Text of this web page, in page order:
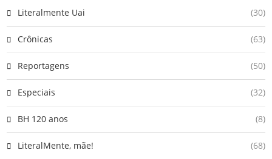
Literalmente Uai (30)
Crônicas (63)
Reportagens (50)
Especiais (32)
BH 120 anos (8)
LiteralMente, mãe! (68)